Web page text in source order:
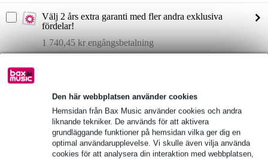
Den här webbplatsen använder cookies
Hemsidan från Bax Music använder cookies och andra
liknande tekniker. De används för att aktivera
grundläggande funktioner på hemsidan vilka ger dig en
optimal användarupplevelse. Vi skulle även vilja använda
cookies för att analysera din interaktion med webbplatsen,
Välj 2 års extra garanti med fler andra exklusiva
fördelar!
1 740,45 kr engångsbetalning
Produktinformation
Fullständiga specifikationer
Se även (1)